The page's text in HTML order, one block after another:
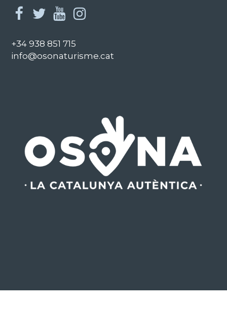
facebook
twitteryoutube
+34 938 851 715
info@osonaturisme.cat